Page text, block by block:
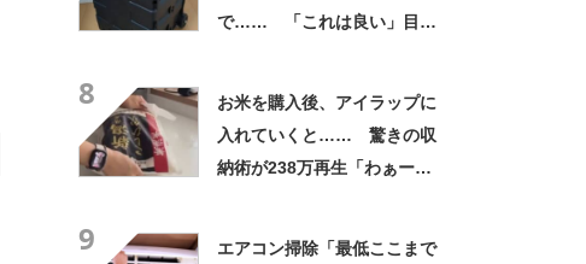
で…… 「これは良い」目か
8
お米を購入後、アイラップに
入れていくと…… 驚きの収
納術が238万再生「わぁー！
9
エアコン掃除「最低ここまで